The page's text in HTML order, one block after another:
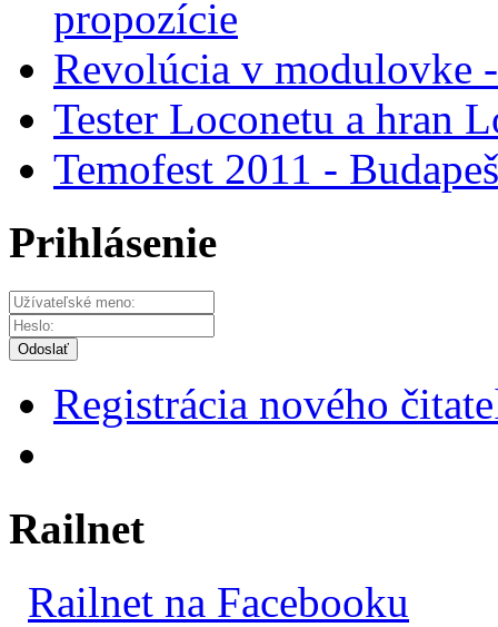
propozície
Revolúcia v modulovke
Tester Loconetu a hran
Temofest 2011 -
Prihlásenie
Odoslať
Registrácia nového
Railnet
Railnet na Facebooku